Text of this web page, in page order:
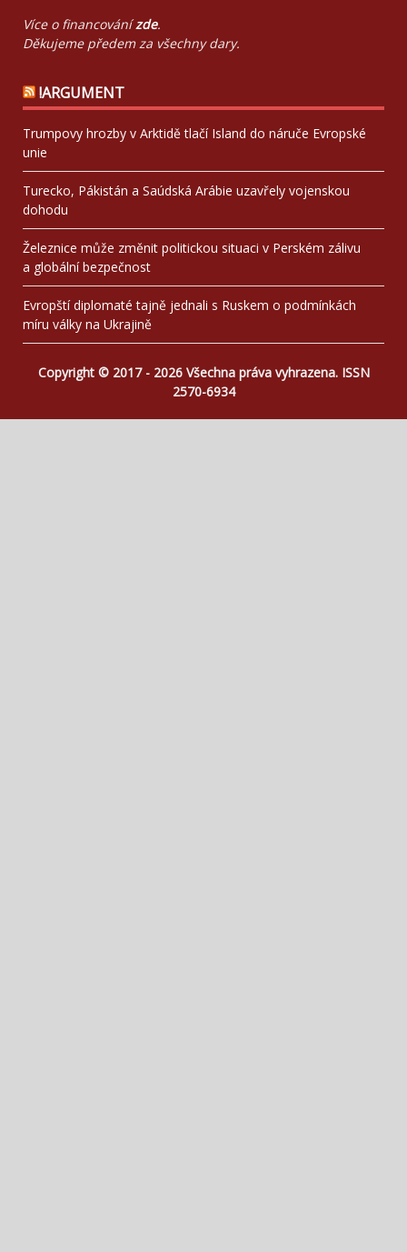
Více o financovánízde.
Děkujeme předem za všechny dary.
!ARGUMENT
Trumpovy hrozby v Arktidě tlačí Island do náruče Evropské
unie
Turecko, Pákistán a Saúdská Arábie uzavřely vojenskou
dohodu
Železnice může změnit politickou situaci v Perském zálivu
a globální bezpečnost
Evropští diplomaté tajně jednali s Ruskem o podmínkách
míru války na Ukrajině
Copyright © 2017 - 2026 Všechna práva vyhrazena. ISSN
2570-6934